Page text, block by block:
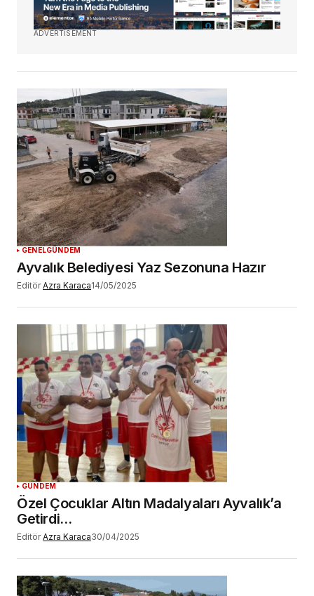
ADVERTISEMENT
GENELGÜNDEM
Ayvalık Belediyesi Yaz Sezonuna Hazır
Editör Azra Karaca14/05/2025
GÜNDEM
Özel Çocuklar Altın Madalyaları Ayvalık’a
Getirdi…
Editör Azra Karaca30/04/2025